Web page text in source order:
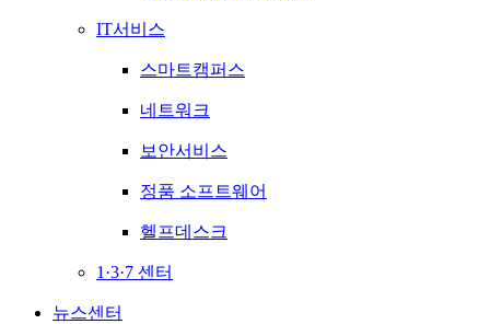
IT서비스
스마트캠퍼스
네트워크
보안서비스
정품 소프트웨어
헬프데스크
1·3·7 센터
뉴스센터